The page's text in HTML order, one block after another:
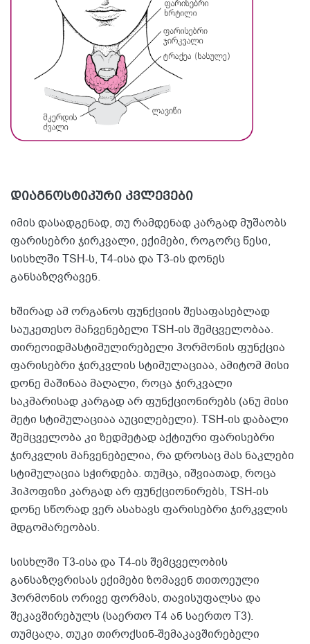
დიაგნოსტიკური კვლევები
იმის დასადგენად, თუ რამდენად კარგად მუშაობს
ფარისებრი ჯირკვალი, ექიმები, როგორც წესი,
სისხლში TSH-ს, T4-ისა და T3-ის დონეს
განსაზღვრავენ.
ხშირად ამ ორგანოს ფუნქციის შესაფასებლად
საუკეთესო მაჩვენებელი TSH-ის შემცველობაა.
თირეოიდმასტიმულირებელი ჰორმონის ფუნქცია
ფარისებრი ჯირკვლის სტიმულაციაა, ამიტომ მისი
დონე მაშინაა მაღალი, როცა ჯირკვალი
საკმარისად კარგად არ ფუნქციონირებს (ანუ მისი
მეტი სტიმულაციაა აუცილებელი). TSH-ის დაბალი
შემცველობა კი ზედმეტად აქტიური ფარისებრი
ჯირკვლის მაჩვენებელია, რა დროსაც მას ნაკლები
სტიმულაცია სჭირდება. თუმცა, იშვიათად, როცა
ჰიპოფიზი კარგად არ ფუნქციონირებს, TSH-ის
დონე სწორად ვერ ასახავს ფარისებრი ჯირკვლის
მდგომარეობას.
სისხლში T3-ისა და T4-ის შემცველობის
განსაზღვრისას ექიმები ზომავენ თითოეული
ჰორმონის ორივე ფორმას, თავისუფალსა და
შეკავშირებულს (საერთო T4 ან საერთო T3).
თუმცაღა, თუკი თიროქსინ-შემაკავშირებელი